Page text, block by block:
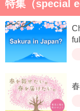
長崎県
大分県
鹿児島県
特集（special